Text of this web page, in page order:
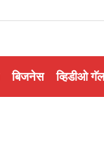
बिजनेस व्हिडीओ